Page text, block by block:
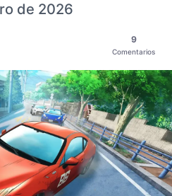
de 2026
9
Comentarios